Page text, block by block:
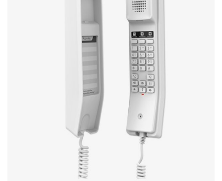
UPS Uninterruptible Power Supply
Mouses and keybords
Video conferencing